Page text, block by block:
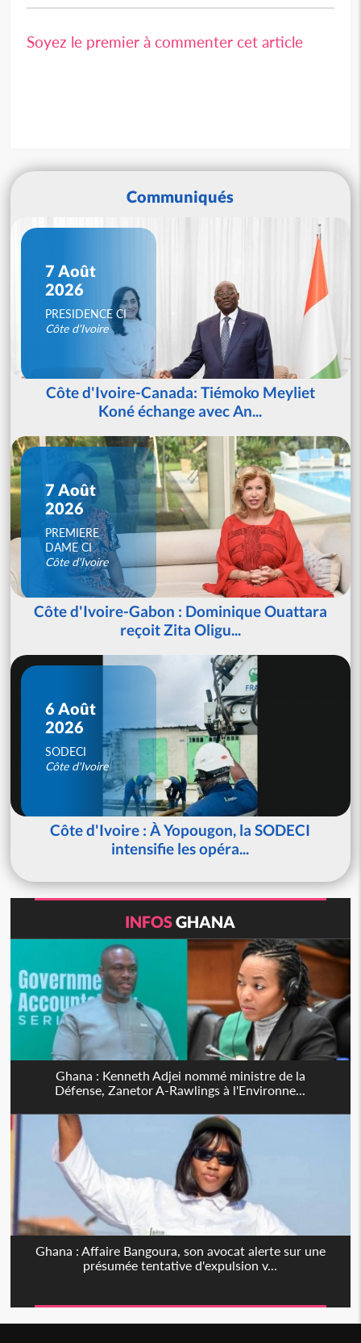
Soyez le premier à commenter cet article
Communiqués
7 Août
2026
PRESIDENCE CI
Côte d'Ivoire
Côte d'Ivoire-Canada: Tiémoko Meyliet
Koné échange avec An...
7 Août
2026
PREMIERE
DAME CI
Côte d'Ivoire
Côte d'Ivoire-Gabon : Dominique Ouattara
reçoit Zita Oligu...
6 Août
2026
SODECI
Côte d'Ivoire
Côte d'Ivoire : À Yopougon, la SODECI
intensifie les opéra...
INFOSGHANA
Ghana : Kenneth Adjei nommé ministre de la
Défense, Zanetor A-Rawlings à l'Environne...
Ghana : Affaire Bangoura, son avocat alerte sur une
présumée tentative d'expulsion v...